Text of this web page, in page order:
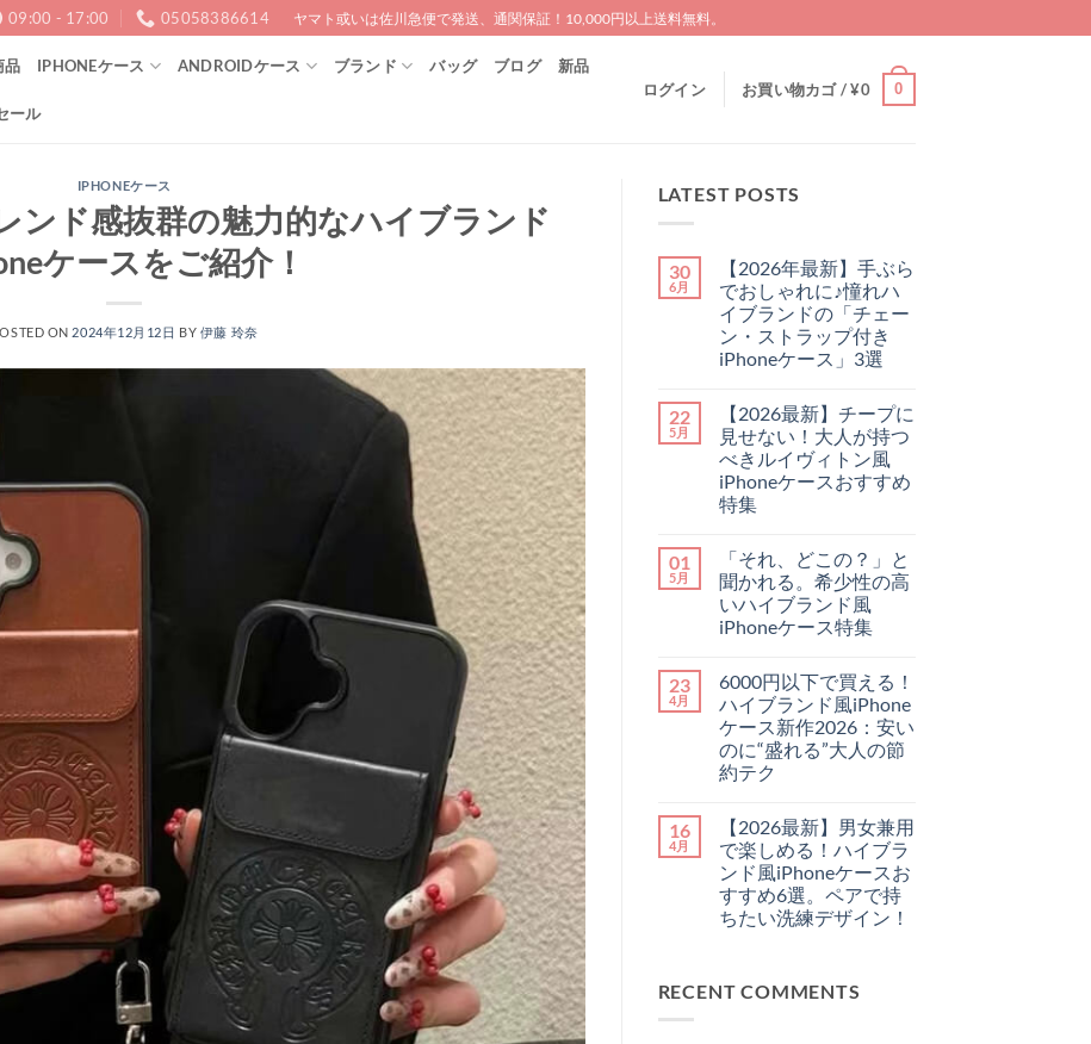
09:00 - 17:00 05058386614 ヤマト或いは佐川急便で発送、通関保証！10,000円以上送料無料。
品 IPHONEケース ANDROIDケース ブランド バッグ ブログ 新品
ール
ログイン お買い物カゴ /¥0 0
IPHONEケース
ンド感抜群の魅力的なハイブランド
ケースをご紹介！
ON 2024年12月12日 BY 伊藤 玲奈
LATEST POSTS
30
6月
【2026年最新】手ぶら
でおしゃれに♪憧れハ
イブランドの「チェー
ン・ストラップ付き
iPhoneケース」3選
新】
手
ぶ
ら
で
お
♪
憧
れ
ハ
ラ
ン
ド
の
「チ
ェ
ー
ン・
ッ
プ
付
き
iPhone
ケ
選
へ
ト
は
ま
だ
あ
り
ん
22
5月
【2026最新】チープに
見せない！大人が持つ
べきルイヴィトン風
iPhoneケースおすすめ
特集
新】
チ
ー
プ
に
見
い！
人
が
持
つ
べ
ィ
ト
ン
風
iPhone
ケ
す
ン
ト
は
ま
だ
あ
せ
ん
01
5月
「それ、どこの？」と
聞かれる。希少性の高
いハイブランド風
iPhoneケース特集
ど
の？」
と
聞
か
れ
の
高
い
ハ
イ
ブ
風
ン
は
ま
だ
あ
り
23
4月
6000円以下で買える！
ハイブランド風iPhone
ケース新作2026：安い
のに“盛れる”大人の節
約テク
下
で
買
え
る！
ハ
ド
ト
は
ま
だ
あ
り
16
4月
【2026最新】男女兼用
で楽しめる！ハイブラ
ンド風iPhoneケースお
すすめ6選。ペアで持
ちたい洗練デザイン！
男
女
ト
は
RECENT COMMENTS